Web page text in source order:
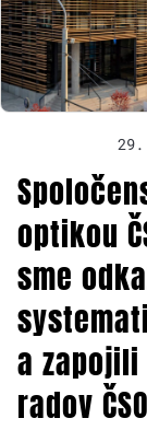
29.
optikou
sme
a zapojili
radov